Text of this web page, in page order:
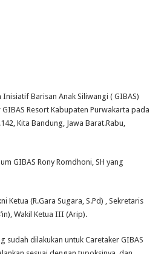
Barisan Anak Siliwangi ( GIBAS)
Resort Kabupaten Purwakarta pada
Kita Bandung, Jawa Barat.Rabu,
GIBAS Rony Romdhoni, SH yang
Ketua (R.Gara Sugara, S.Pd) , Sekretaris
Wakil Ketua III (Arip).
sudah dilakukan untuk Caretaker GIBAS